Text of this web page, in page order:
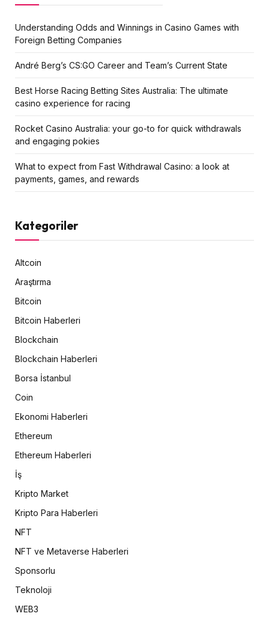
Understanding Odds and Winnings in Casino Games with
Foreign Betting Companies
André Berg’s CS:GO Career and Team’s Current State
Best Horse Racing Betting Sites Australia: The ultimate
casino experience for racing
Rocket Casino Australia: your go-to for quick withdrawals
and engaging pokies
What to expect from Fast Withdrawal Casino: a look at
payments, games, and rewards
Kategoriler
Altcoin
Araştırma
Bitcoin
Bitcoin Haberleri
Blockchain
Blockchain Haberleri
Borsa İstanbul
Coin
Ekonomi Haberleri
Ethereum
Ethereum Haberleri
İş
Kripto Market
Kripto Para Haberleri
NFT
NFT ve Metaverse Haberleri
Sponsorlu
Teknoloji
WEB3